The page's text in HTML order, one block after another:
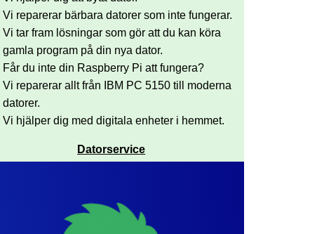
Vi reparerar bärbara datorer som inte fungerar.
Vi tar fram lösningar som gör att du kan köra
gamla program på din nya dator.
Får du inte din Raspberry Pi att fungera?
Vi reparerar allt från IBM PC 5150 till moderna
datorer.
Vi hjälper dig med digitala enheter i hemmet.
Datorservice